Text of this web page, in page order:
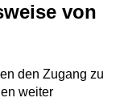
von
den Zugang zu
weiter